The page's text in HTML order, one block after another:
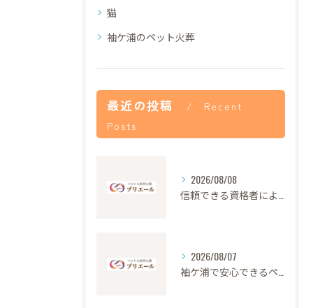
猫
袖ケ浦のペット火葬
最近の投稿
Recent
Posts
2026/08/08
2026/08/07